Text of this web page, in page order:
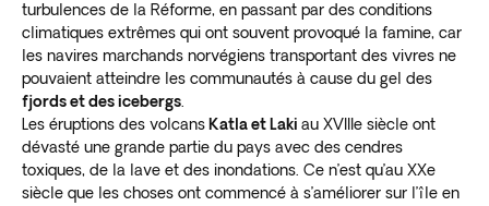
turbulences de la Réforme, en passant par des conditions
climatiques extrêmes qui ont souvent provoqué la famine, car
les navires marchands norvégiens transportant des vivres ne
pouvaient atteindre les communautés à cause du gel des
fjords et des icebergs
Les éruptions des volcans Katla et Laki au XVIIIe siècle ont
dévasté une grande partie du pays avec des cendres
toxiques, de la lave et des inondations. Ce n’est qu’au XXe
siècle que les choses ont commencé à s’améliorer sur l’île en